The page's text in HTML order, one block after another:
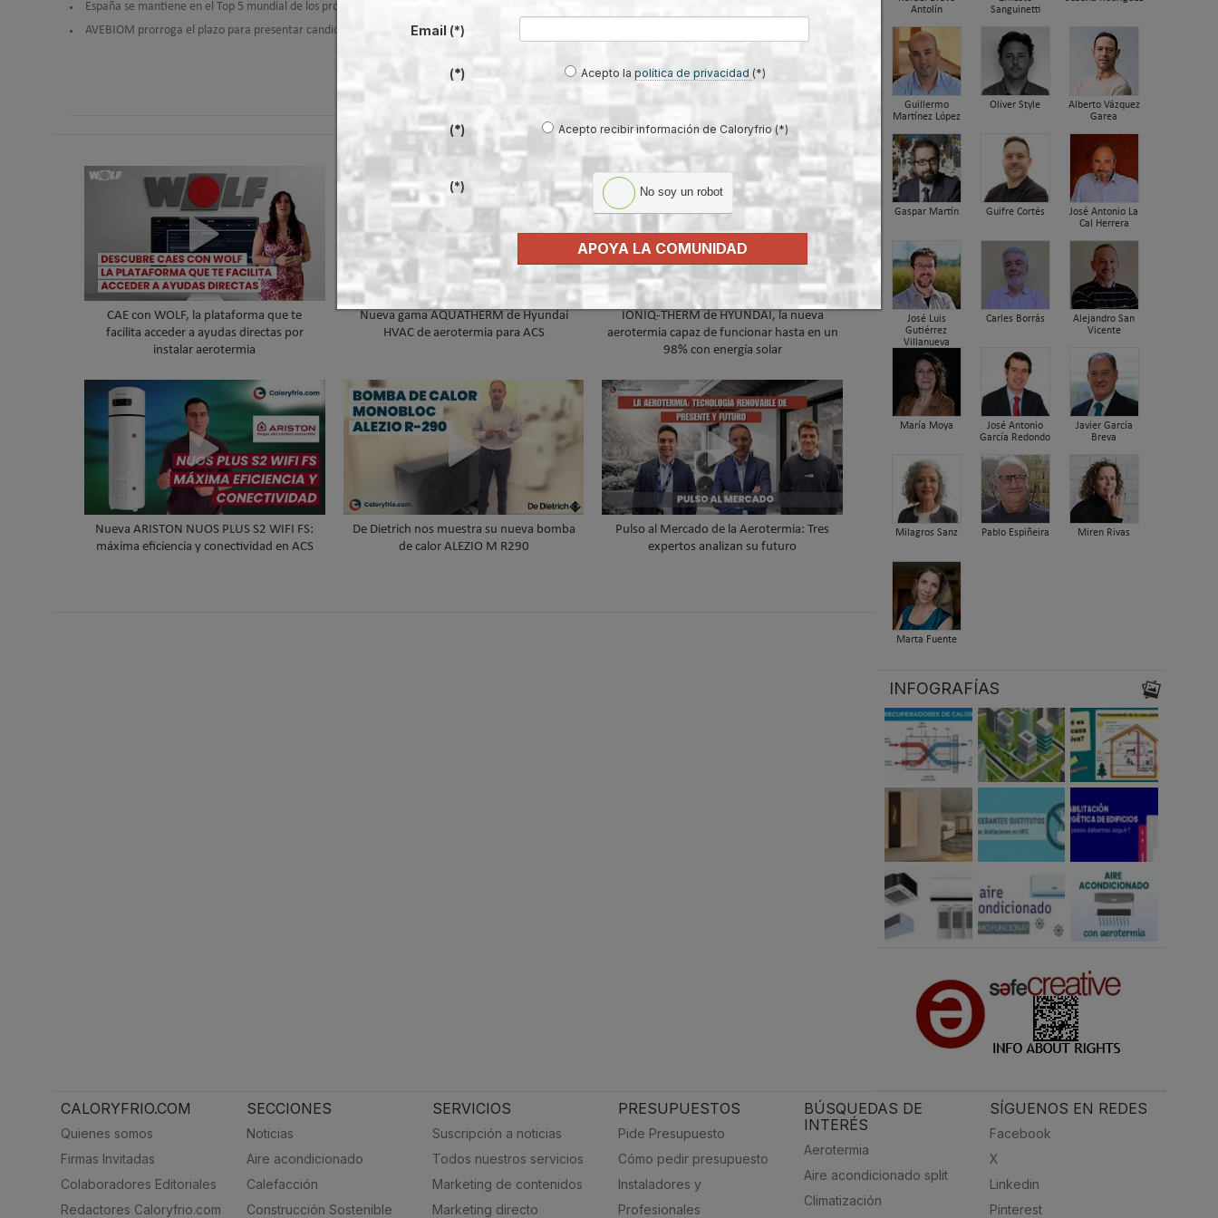
España se mantiene en el Top 5 mundial de los productores de pellet certificado ENplus®
AVEBIOM prorroga el plazo para presentar candidaturas al 19º Congreso Internacional de Bioenergía
volver arriba
CAE con WOLF, la plataforma que te
facilita acceder a ayudas directas por
instalar aerotermia
Nueva gama AQUATHERM de Hyundai
HVAC de aerotermia para ACS
IONIQ-THERM de HYUNDAI, la nueva
aerotermia capaz de funcionar hasta en un
98% con energía solar
Nueva ARISTON NUOS PLUS S2 WIFI FS:
máxima eficiencia y conectividad en ACS
De Dietrich nos muestra su nueva bomba
de calor ALEZIO M R290
Pulso al Mercado de la Aerotermia: Tres
expertos analizan su futuro
Antolín
Sanguinetti
Guillermo
Martínez López
Oliver Style
Alberto Vázquez
Garea
Gaspar Martín Guifre Cortés
José Antonio La
Cal Herrera
José Luis
Gutiérrez
Villanueva
Carles Borrás
Alejandro San
Vicente
María Moya
José Antonio
García Redondo
Javier García
Breva
Milagros Sanz Pablo Espiñeira Miren Rivas
Marta Fuente
INFOGRAFÍAS
CALORYFRIO.COM
Quienes somos
Firmas Invitadas
Colaboradores Editoriales
Redactores Caloryfrio.com
SECCIONES
Noticias
Aire acondicionado
Calefacción
Construcción Sostenible
SERVICIOS
Suscripción a noticias
Todos nuestros servicios
Marketing de contenidos
Marketing directo
PRESUPUESTOS
Pide Presupuesto
Cómo pedir presupuesto
Instaladores y
Profesionales
BÚSQUEDAS DE
INTERÉS
Aerotermia
Aire acondicionado split
Climatización
SÍGUENOS EN REDES
Facebook
X
Linkedin
Pinterest
Email (*)
(*) Acepto lapolítica de privacidad (*)
(*) Acepto recibir información de Caloryfrio (*)
(*) No soy un robot
APOYA LA COMUNIDAD